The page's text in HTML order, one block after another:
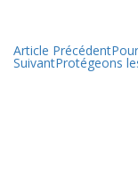
Article Précédent
SuivantProtégeons